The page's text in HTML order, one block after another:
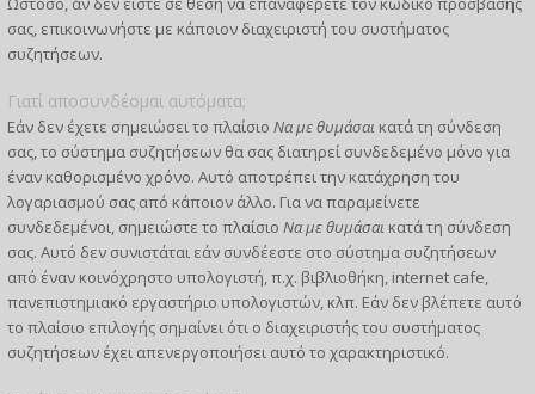
σας, επικοινωνήστε με κάποιον διαχειριστή του συστήματος
συζητήσεων.
Γιατί αποσυνδέομαι αυτόματα;
Εάν δεν έχετε σημειώσει το πλαίσιο Να με θυμάσαι κατά τη σύνδεση
σας, το σύστημα συζητήσεων θα σας διατηρεί συνδεδεμένο μόνο για
έναν καθορισμένο χρόνο. Αυτό αποτρέπει την κατάχρηση του
λογαριασμού σας από κάποιον άλλο. Για να παραμείνετε
συνδεδεμένοι, σημειώστε το πλαίσιο Να με θυμάσαι κατά τη σύνδεση
σας. Αυτό δεν συνιστάται εάν συνδέεστε στο σύστημα συζητήσεων
από έναν κοινόχρηστο υπολογιστή, π.χ. βιβλιοθήκη, internet cafe,
πανεπιστημιακό εργαστήριο υπολογιστών, κλπ. Εάν δεν βλέπετε αυτό
το πλαίσιο επιλογής σημαίνει ότι ο διαχειριστής του συστήματος
συζητήσεων έχει απενεργοποιήσει αυτό το χαρακτηριστικό.